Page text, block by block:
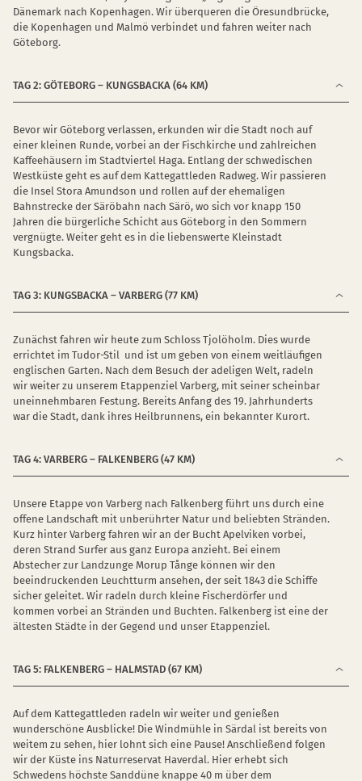
Dänemark nach Kopenhagen. Wir überqueren die Öresundbrücke,
die Kopenhagen und Malmö verbindet und fahren weiter nach
Göteborg.
TAG 2: GÖTEBORG – KUNGSBACKA (64 KM)
Bevor wir Göteborg verlassen, erkunden wir die Stadt noch auf
einer kleinen Runde, vorbei an der Fischkirche und zahlreichen
Kaffeehäusern im Stadtviertel Haga. Entlang der schwedischen
Westküste geht es auf dem Kattegattleden Radweg. Wir passieren
die Insel Stora Amundson und rollen auf der ehemaligen
Bahnstrecke der Säröbahn nach Särö, wo sich vor knapp 150
Jahren die bürgerliche Schicht aus Göteborg in den Sommern
vergnügte. Weiter geht es in die liebenswerte Kleinstadt
Kungsbacka.
TAG 3: KUNGSBACKA – VARBERG (77 KM)
Zunächst fahren wir heute zum Schloss Tjolöholm. Dies wurde
errichtet im Tudor-Stil und ist um geben von einem weitläufigen
englischen Garten. Nach dem Besuch der adeligen Welt, radeln
wir weiter zu unserem Etappenziel Varberg, mit seiner scheinbar
uneinnehmbaren Festung. Bereits Anfang des 19. Jahrhunderts
war die Stadt, dank ihres Heilbrunnens, ein bekannter Kurort.
TAG 4: VARBERG – FALKENBERG (47 KM)
Unsere Etappe von Varberg nach Falkenberg führt uns durch eine
offene Landschaft mit unberührter Natur und beliebten Stränden.
Kurz hinter Varberg fahren wir an der Bucht Apelviken vorbei,
deren Strand Surfer aus ganz Europa anzieht. Bei einem
Abstecher zur Landzunge Morup Tånge können wir den
beeindruckenden Leuchtturm ansehen, der seit 1843 die Schiffe
sicher geleitet. Wir radeln durch kleine Fischerdörfer und
kommen vorbei an Stränden und Buchten. Falkenberg ist eine der
ältesten Städte in der Gegend und unser Etappenziel.
TAG 5: FALKENBERG – HALMSTAD (67 KM)
Auf dem Kattegattleden radeln wir weiter und genießen
wunderschöne Ausblicke! Die Windmühle in Särdal ist bereits von
weitem zu sehen, hier lohnt sich eine Pause! Anschließend folgen
wir der Küste ins Naturreservat Haverdal. Hier erhebt sich
Schwedens höchste Sanddüne knappe 40 m über dem